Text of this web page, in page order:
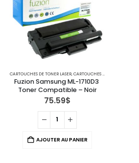
CARTOUCHES DE TONER LASER,CARTOUCHES POUR IMPRIMANTES RICOH
Fuzion Samsung ML-1710D3
Toner Compatible – Noir
75.59$
AJOUTER AU PANIER